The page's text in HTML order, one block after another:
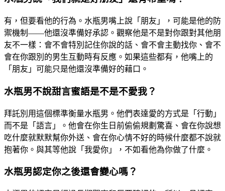
有，但要看他的行為。水瓶男嘴上說「朋友」，可能是他的防
禦機制——他還沒準備好承認。觀察他是不是對你跟對其他朋
友不一樣：會不會特別記住你說的話、會不會主動找你、會不
會在你跟別的男生互動時有反應。如果這些都有，他嘴上的
「朋友」可能只是他還沒準備好的藉口。
水瓶男不說甜言蜜語是不是不愛我？
拜託別用這個標準衡量水瓶男。他們表達愛的方式是「行動」
而不是「語言」。他會在你生日前偷偷規劃驚喜、會在你說想
吃什麼就默默幫你外送、會在你心情不好的時候什麼都不說就
抱著你。與其等他說「我愛你」，不如看他為你做了什麼。
水瓶男認定你之後還會變心嗎？